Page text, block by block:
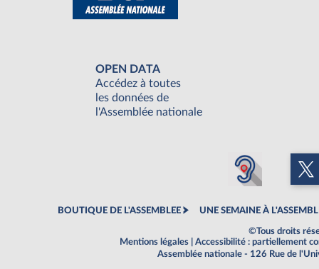
OPEN DATA
Accédez à toutes
les données de
l'Assemblée nationale
BOUTIQUE DE L'ASSEMBLEE UNE SEMAINE À
©Tous droits
Mentions légales
Accessibilité : partiellement
Assemblée nationale - 126 Rue de